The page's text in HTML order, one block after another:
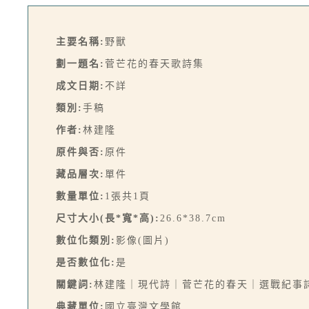
主要名稱: 野獸
劃一題名: 菅芒花的春天歌詩集
成文日期: 不詳
類別: 手稿
作者: 林建隆
原件與否: 原件
藏品層次: 單件
數量單位: 1張共1頁
尺寸大小(長*寬*高): 26.6*38.7cm
數位化類別: 影像(圖片)
是否數位化: 是
關鍵詞: 林建隆｜現代詩｜菅芒花的春天｜選戰紀事
典藏單位: 國立臺灣文學館